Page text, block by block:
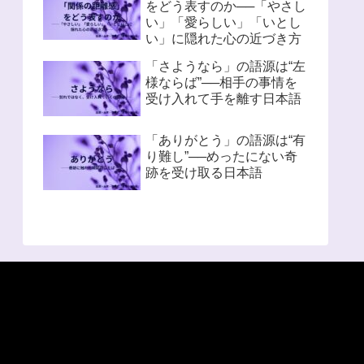
をどう表すのか──「やさし
い」「愛らしい」「いとし
い」に隠れた心の近づき方
「さようなら」の語源は“左
様ならば”──相手の事情を
受け入れて手を離す日本語
「ありがとう」の語源は“有
り難し”──めったにない奇
跡を受け取る日本語